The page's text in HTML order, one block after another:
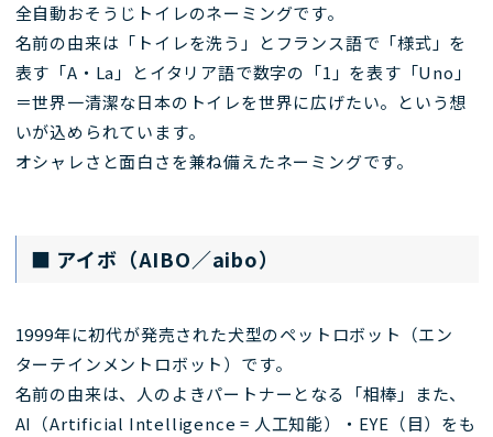
全自動おそうじトイレのネーミングです。
名前の由来は「トイレを洗う」とフランス語で「様式」を
表す「A・La」とイタリア語で数字の「1」を表す「Uno」
＝世界一清潔な日本のトイレを世界に広げたい。という想
いが込められています。
オシャレさと面白さを兼ね備えたネーミングです。
■ アイボ（AIBO／aibo）
1999年に初代が発売された犬型のペットロボット（エン
ターテインメントロボット）です。
名前の由来は、人のよきパートナーとなる「相棒」また、
AI（Artificial Intelligence = 人工知能）・EYE（目）をも